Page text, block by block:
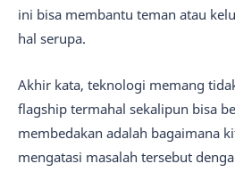
ini bisa membantu teman atau
hal serupa.
Akhir kata, teknologi memang
flagship termahal sekalipun bisa
membedakan adalah bagaimana
mengatasi masalah tersebut